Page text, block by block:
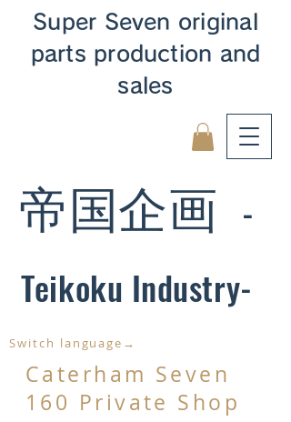
帝国企画 -
Teikoku Industry-
Caterham Seven
160 Private Shop
Super Seven original
parts production and
sales
Switch language→